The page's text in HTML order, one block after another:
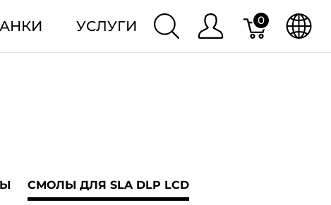
УСЛУГИ 0
СМОЛЫ ДЛЯ SLA DLP LCD